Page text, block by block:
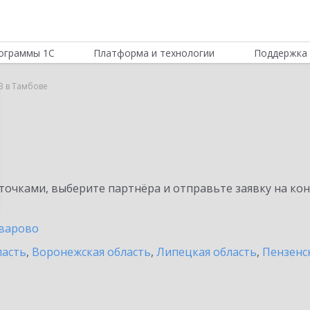
1С Платформа и технологии Поддержка
в Тамбове
выберите партнёра и отправьте заявку на
, Воронежская область, Липецкая область,